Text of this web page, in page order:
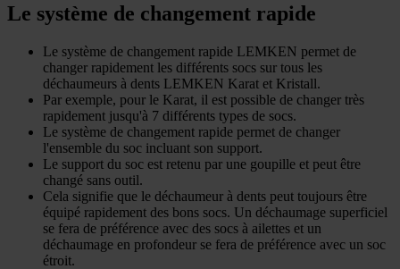
Le système de changement rapide
Le système de changement rapide LEMKEN permet de
changer rapidement les différents socs sur tous les
déchaumeurs à dents LEMKEN Karat et Kristall.
Par exemple, pour le Karat, il est possible de changer très
rapidement jusqu'à 7 différents types de socs.
Le système de changement rapide permet de changer
l'ensemble du soc incluant son support.
Le support du soc est retenu par une goupille et peut être
changé sans outil.
Cela signifie que le déchaumeur à dents peut toujours être
équipé rapidement des bons socs. Un déchaumage superficiel
se fera de préférence avec des socs à ailettes et un
déchaumage en profondeur se fera de préférence avec un soc
étroit.